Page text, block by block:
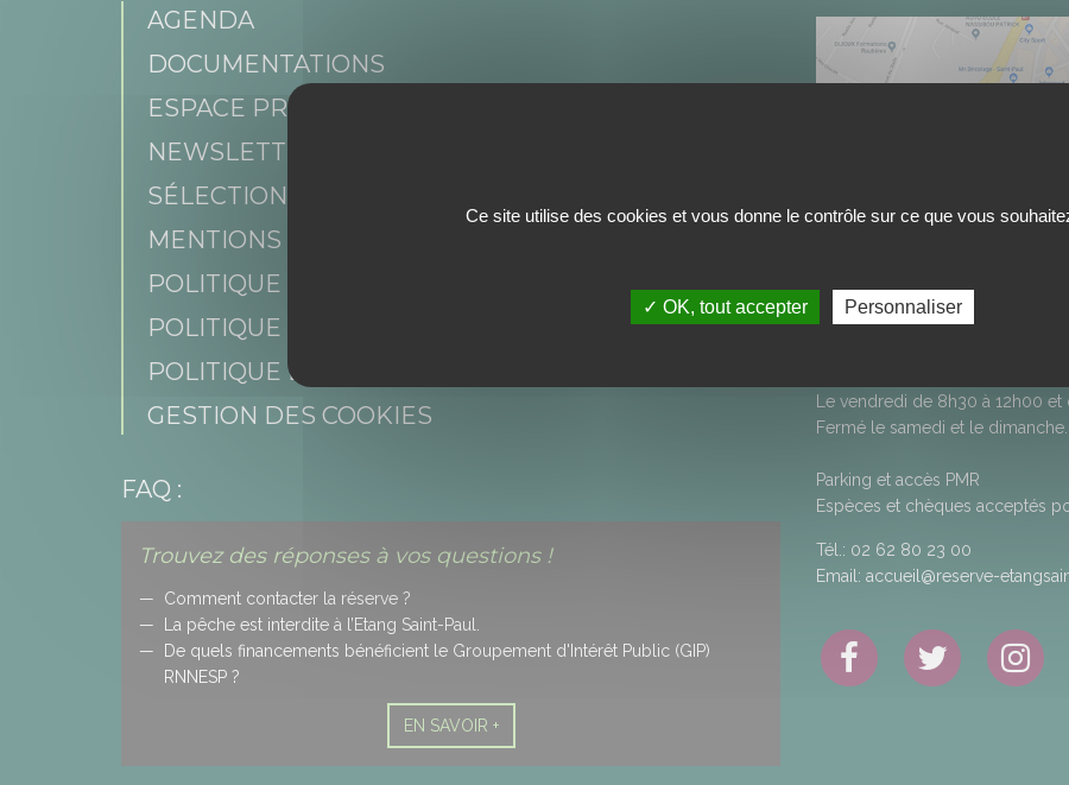
AGENDA
DOCUMENTATIONS
ESPACE PRESSE
NEWSLETTER
SÉLECTION DE PROFIL
MENTIONS LÉGALES
POLITIQUE DE CONFIDENTIALITÉ DES DONNÉES
POLITIQUE DES RÉSEAUX SOCIAUX
POLITIQUE DES COOKIES
GESTION DES COOKIES
FAQ :
Trouvez des réponses à vos questions !
Comment contacter la réserve ?
La pêche est interdite à l’Etang Saint-Paul.
De quels financements bénéficient le Groupement d'Intérêt Public (GIP)
RNNESP ?
EN SAVOIR +
Maison de la Réserve
97460 SAINT-PAUL
Le vendredi de 8h30 à 12h00 et
Fermé le samedi et le dimanche.
Parking et accès PMR
Espèces et chèques acceptés
Tél.: 02 62 80 23 00
Email: accueil@reserve-
Ce site utilise des cookies et vous donne le contrôle sur ce que vous
✓ OK, tout accepter Personnaliser